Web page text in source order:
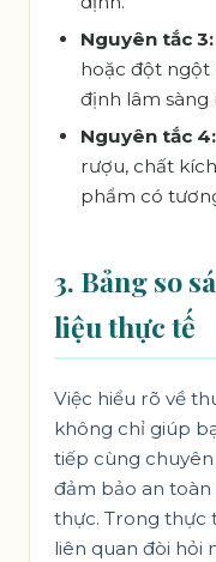
Nguyên tắc 3:
hoặc đột ngột
định lâm sàng
Nguyên tắc 4:
rượu, chất
phẩm có
3. Bảng so
liệu thực tế
Việc hiểu rõ về
không chỉ giúp
tiếp cùng
đảm bảo an toàn
thực. Trong thực
liên quan đòi hỏi